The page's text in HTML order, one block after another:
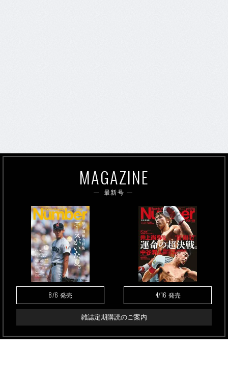
MAGAZINE
最新号
8/6 発売 4/16 発売
雑誌定期購読のご案内